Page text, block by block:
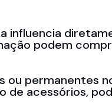
influencia
podem
ou permanentes
de acessórios,